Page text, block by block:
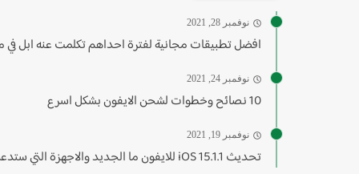
نوفمبر 28, 2021
افضل تطبيقات مجانية لفترة احداهم تكلمت عنه ابل في
نوفمبر 24, 2021
10 نصائح وخطوات لشحن الايفون بشكل اسرع
نوفمبر 19, 2021
تحديث 15.1.1 iOS للايفون ما الجديد والاجهزة التي ستدعمه...